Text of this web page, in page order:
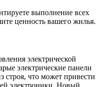
выполнение всех
ценность вашего жилья.
электрической
электрические панели
строя, что может привести